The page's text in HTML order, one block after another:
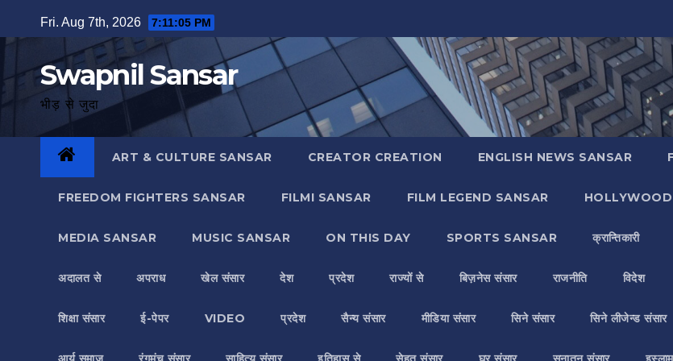
to
Fri. Aug 7th, 2026 7:11:06 PM
Swapnil Sansar
भीड़ से जुदा
ART & CULTURE SANSAR CREATOR CREATION ENGLISH NEWS SANSAR
FREEDOM FIGHTERS SANSAR FILMI SANSAR FILM LEGEND SANSAR
MEDIA SANSAR MUSIC SANSAR ON THIS DAY SPORTS SANSAR क्रान्तिकारी
अदालत से अपराध खेल संसार देश प्रदेश राज्यों से बिज़नेस संसार राजनीति विदेश
शिक्षा संसार ई-पेपर VIDEO प्रदेश सैन्य संसार मीडिया संसार सिने संसार सिने लीजेन्ड संसार